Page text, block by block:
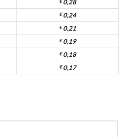
0,28
€0,24
€0,21
€0,19
€0,18
€0,17